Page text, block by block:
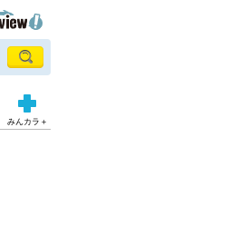
みんカラ＋